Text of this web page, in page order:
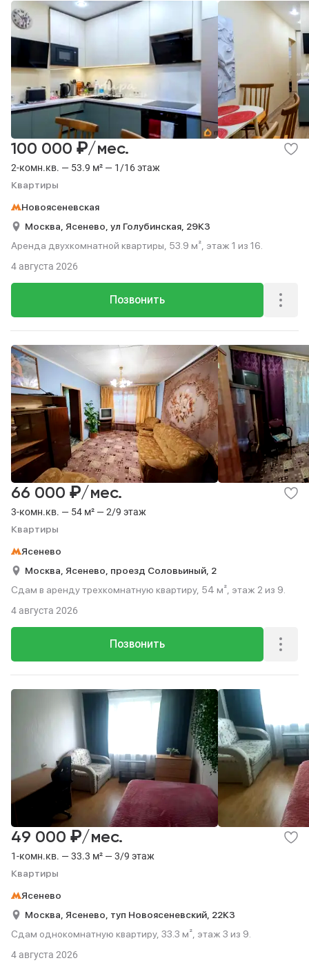
2-комн.кв. — 53.9 м² — 1/16 этаж
Квартиры
100 000 ₽/мес.
Новоясеневская
Москва, Ясенево, ул Голубинская, 29К3
Аренда двухкомнатной квартиры, 53.9 м², этаж 1 из 16.
Позвонить
4 августа 2026
3-комн.кв. — 54 м² — 2/9 этаж
Квартиры
66 000 ₽/мес.
Ясенево
Москва, Ясенево, проезд Соловьиный, 2
Сдам в аренду трехкомнатную квартиру, 54 м², этаж 2 из 9.
Позвонить
4 августа 2026
1-комн.кв. — 33.3 м² — 3/9 этаж
Квартиры
49 000 ₽/мес.
Ясенево
Москва, Ясенево, туп Новоясеневский, 22К3
Сдам однокомнатную квартиру, 33.3 м², этаж 3 из 9.
4 августа 2026